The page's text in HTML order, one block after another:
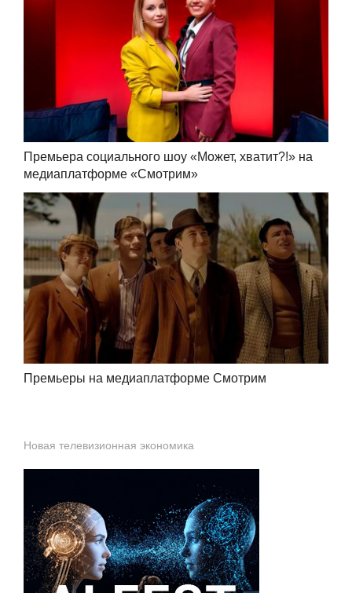
Премьера социального шоу «Может, хватит?!» на
медиаплатформе «Смотрим»
Премьеры на медиаплатформе Смотрим
Новая телевизионная экономика